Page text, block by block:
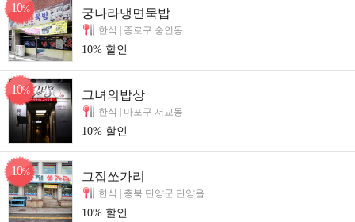
10% 궁나라냉면묵밥
한식 | 종로구 숭인동
10% 할인
10% 그녀의밥상
한식 | 마포구 서교동
10% 할인
10% 그집쏘가리
한식 | 충북 단양군 단양읍
10% 할인